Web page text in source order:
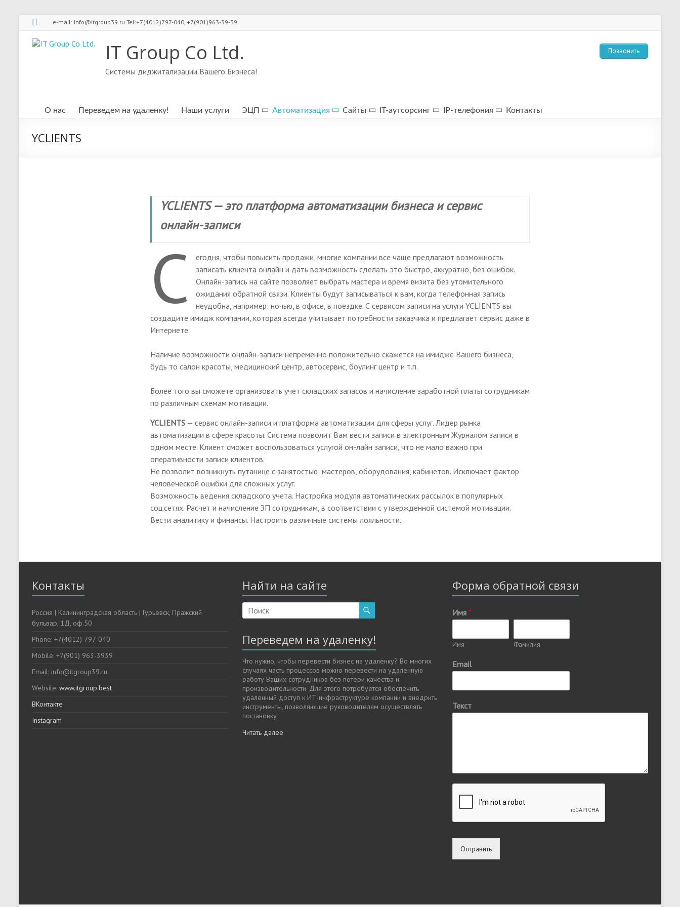
content
e-mail: info@itgroup39.ru Tel:+7(4012)797-040, +7(901)963-39-39
IT Group Co Ltd.
Системы диджитализации Вашего Бизнеса!
Позвонить
О нас Переведем на удаленку! Наши услуги ЭЦП Автоматизация Сайты IT-аутсорсинг IP-телефония Контакты
YCLIENTS
YCLIENTS — это платформа автоматизации бизнеса и сервис
онлайн-записи
С
егодня, чтобы повысить продажи, многие компании все чаще предлагают возможность
записать клиента онлайн и дать возможность сделать это быстро, аккуратно, без ошибок.
Онлайн-запись на сайте позволяет выбрать мастера и время визита без утомительного
ожидания обратной связи. Клиенты будут записываться к вам, когда телефонная запись
неудобна, например: ночью, в офисе, в поездке. С сервисом записи на услуги YCLIENTS вы
создадите имидж компании, которая всегда учитывает потребности заказчика и предлагает сервис даже в
Интернете.
Наличие возможности онлайн-записи непременно положительно скажется на имидже Вашего бизнеса,
будь то салон красоты, медицинский центр, автосервис, боулинг центр и т.п.
Более того вы сможете организовать учет складских запасов и начисление заработной платы сотрудникам
по различным схемам мотивации.
YCLIENTS — сервис онлайн-записи и платформа автоматизации для сферы услуг. Лидер рынка
автоматизации в сфере красоты. Система позволит Вам вести записи в электронным Журналом записи в
одном месте. Клиент сможет воспользоваться услугой он-лайн записи, что не мало важно при
оперативности записи клиентов.
Не позволит возникнуть путанице с занятостью: мастеров, оборудования, кабинетов. Исключает фактор
человеческой ошибки для сложных услуг.
Возможность ведения складского учета. Настройка модуля автоматических рассылок в популярных
соц.сетях. Расчет и начисление ЗП сотрудникам, в соответствии с утвержденной системой мотивации.
Вести аналитику и финансы. Настроить различные системы лояльности.
Контакты
Россия | Калининградская область | Гурьевск, Пражский
бульвар, 1Д, оф.50
Phone: +7(4012) 797-040
Mobile: +7(901) 963-3939
Email: info@itgroup39.ru
Website: www.itgroup.best
ВКонтакте
Instagram
Найти на сайте
Переведем на удаленку!
Что нужно, чтобы перевести бизнес на удалёнку? Во многих
случаях часть процессов можно перевести на удаленную
работу Ваших сотрудников без потери качества и
производительности. Для этого потребуется обеспечить
удаленный доступ к ИТ-инфраструктуре компании и внедрить
инструменты, позволяющие руководителям осуществлять
постановку
Читать далее
Форма обратной связи
Имя*
Имя Фамилия
Email
Текст
Отправить